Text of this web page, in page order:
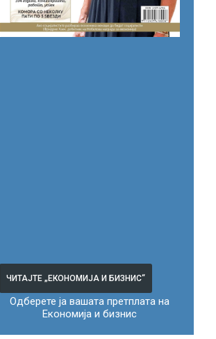
ЧИТАЈТЕ „ЕКОНОМИЈА И БИЗНИС“
Одберете ја вашата претплата на
Економија и бизнис